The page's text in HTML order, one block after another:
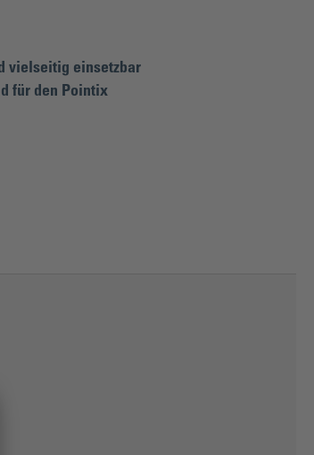
vielseitig einsetzbar
für den Pointix